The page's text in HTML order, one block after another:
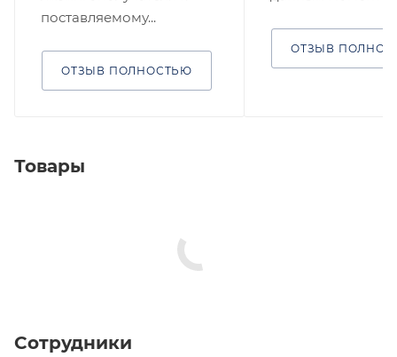
поставляемому...
ОТЗЫВ ПОЛНОСТЬЮ
ОТЗЫВ
Товары
Сотрудники